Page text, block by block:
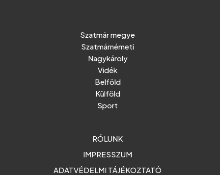
Szatmár megye
Szatmárnémeti
Nagykároly
Vidék
Belföld
Külföld
Sport
RÓLUNK
IMPRESSZUM
ADATVÉDELMI TÁJÉKOZTATÓ